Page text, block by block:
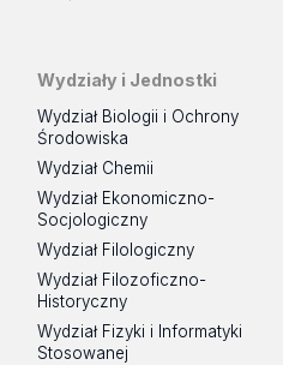
Wydziały i Jednostki
Wydział Biologii i Ochrony
Środowiska
Wydział Chemii
Wydział Ekonomiczno-
Socjologiczny
Wydział Filologiczny
Wydział Filozoficzno-
Historyczny
Wydział Fizyki i Informatyki
Stosowanej